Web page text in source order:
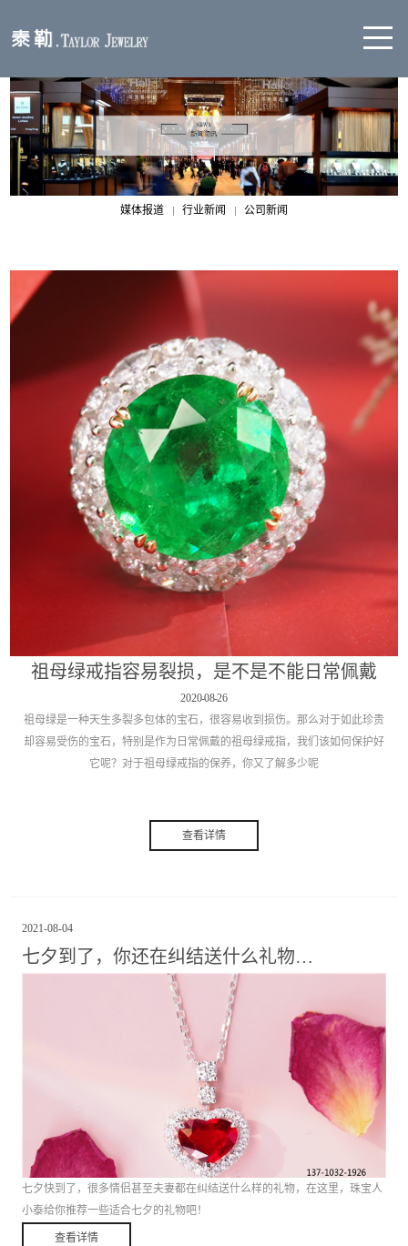
媒体报道 行业新闻 公司新闻
祖母绿戒指容易裂损，是不是不能日常佩戴
2020-08-26
祖母绿是一种天生多裂多包体的宝石，很容易收到损伤。那么对于如此珍贵
却容易受伤的宝石，特别是作为日常佩戴的祖母绿戒指，我们该如何保护好
它呢？对于祖母绿戒指的保养，你又了解多少呢
查看详情
2021-08-04
七夕到了，你还在纠结送什么礼物…
七夕快到了，很多情侣甚至夫妻都在纠结送什么样的礼物，在这里，珠宝人
小泰给你推荐一些适合七夕的礼物吧！
查看详情